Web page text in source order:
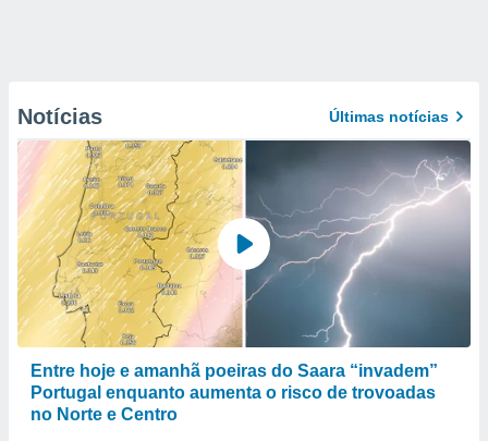
Notícias Últimas notícias
Entre hoje e amanhã poeiras do Saara “invadem”
Portugal enquanto aumenta o risco de trovoadas
no Norte e Centro